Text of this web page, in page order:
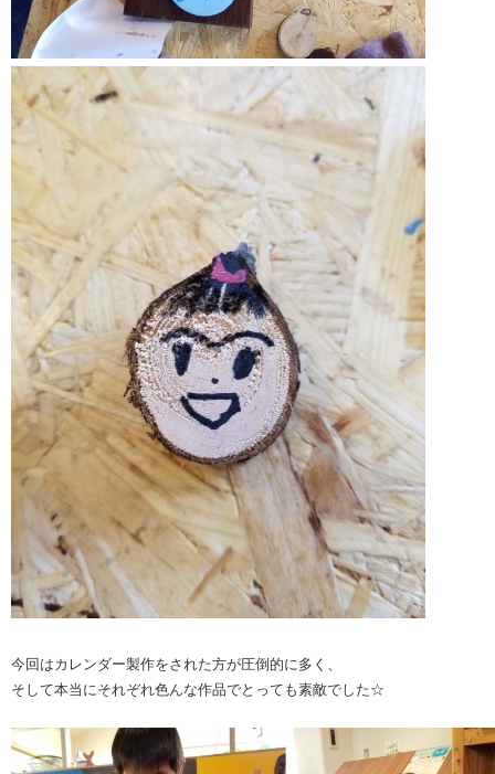
今回はカレンダー製作をされた方が圧倒的に多く、
そして本当にそれぞれ色んな作品でとっても素敵でした☆